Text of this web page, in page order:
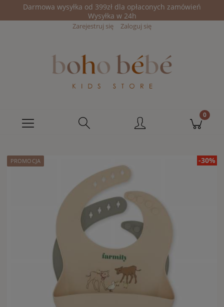
Darmowa wysyłka od 399zł dla opłaconych zamówień
Wysyłka w 24h
Zarejestruj się Zaloguj się
PROMOCJA -30%